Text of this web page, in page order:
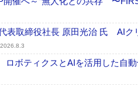
表取締役社長 原田光治 氏 AIク
2026.8.3
ボティクスとAIを活用した自